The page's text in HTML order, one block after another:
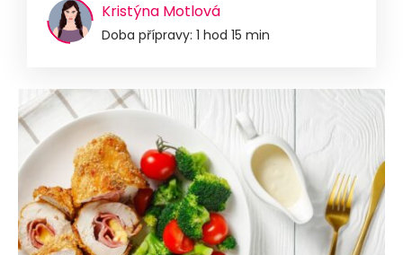
Kristýna Motlová
Doba přípravy: 1 hod 15 min